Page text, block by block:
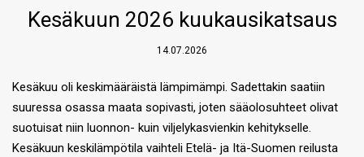
Kesäkuun 2026 kuukausikatsaus
14.07.2026
Kesäkuu oli keskimääräistä lämpimämpi. Sadettakin saatiin
suuressa osassa maata sopivasti, joten sääolosuhteet olivat
suotuisat niin luonnon- kuin viljelykasvienkin kehitykselle.
Kesäkuun keskilämpötila vaihteli Etelä- ja Itä-Suomen reilusta